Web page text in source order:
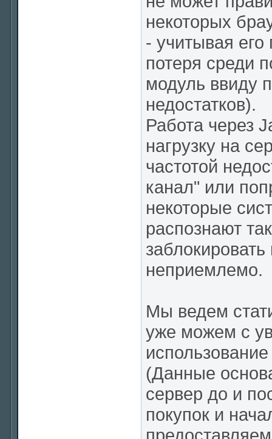
некоторых
- учитывая
потеря среди
модуль ввиду
недостатков).
Работа через
нагрузку на
частотой
канал" или
некоторые
распознают
неприемлемо.
Мы ведем
уже можем с
(Данные
сервер до и
покупок и